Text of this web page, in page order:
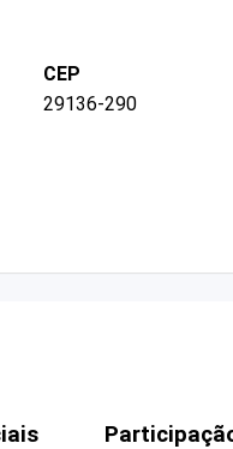
CEP
29136-290